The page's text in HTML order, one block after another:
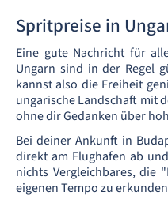
Spritpreise in
Eine gute Nachricht für
Ungarn sind in der Regel
kannst also die Freiheit
ungarische Landschaft mit
ohne dir Gedanken über
Bei deiner Ankunft in
direkt am Flughafen ab
nichts Vergleichbares, die
eigenen Tempo zu